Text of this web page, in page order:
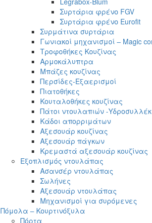
Συρτάρια φρένο FGV
Συρτάρια φρένο Eurofit
Συρμάτινα συρτάρια
Γωνιακοί μηχανισμοί – Magic
Τροφοθήκες Κουζίνας
Αρμοκάλυπτρα
Μπάζες κουζίνας
Περσίδες-Εξαερισμοί
Πιατοθήκες
Κουταλοθήκες κουζίνας
Πάτοι ντουλαπιών -
Κάδοι απορριμάτων
Αξεσουάρ κουζίνας
Αξεσουάρ πάγκων
Κρεμαστά αξεσουάρ κουζίνας
Εξοπλισμός ντουλάπας
Ασανσέρ ντουλάπας
Σωλήνες
Αξεσουάρ ντουλάπας
Μηχανισμοί για συρόμενες
Πόμολα – Κουρτινόξυλα
Πόρτα